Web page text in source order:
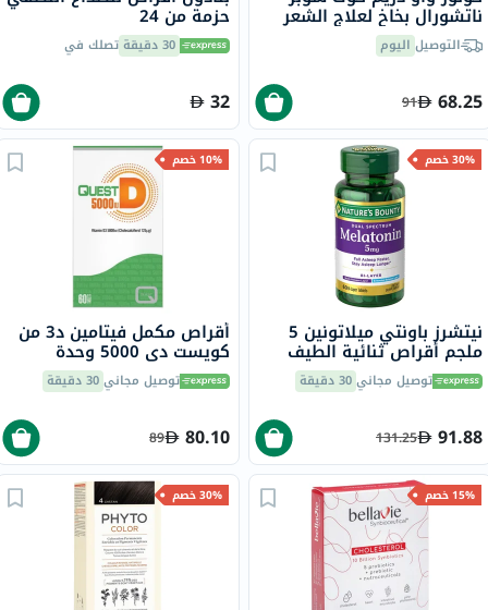
ناتشورال بخاخ لعلاج الشعر
ومضاد التجعد 50 مل
التوصيل اليوم
68.25
91
حزمة من 24
30 دقيقة تصلك في
32
30% خصم
نيتشرز باونتي ميلاتونين 5
ملجم أقراص ثنائية الطيف
لدعم النوم، حزمة من 60
توصيل مجاني30 دقيقة
91.88
131.25
10% خصم
أقراص مكمل فيتامين د3 من
كويست دي 5000 وحدة
دولية، 60 قرصتوصيل مجاني30 دقيقة
80.10
89
15% خصم 30% خصم